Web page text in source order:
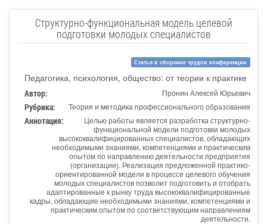
Структурно-функциональная модель целевой
подготовки молодых специалистов
Статья в сборнике трудов конференции
Педагогика, психология, общество: от теории к практике
Автор: Пронин Алексей Юрьевич
Рубрика: Теория и методика профессионального образования
Аннотация:
Целью работы является разработка структурно-
функциональной модели подготовки молодых
высококвалифицированных специалистов, обладающих
необходимыми знаниями, компетенциями и практическим
опытом по направлению деятельности предприятия
(организации). Реализация предложенной практико-
ориентированной модели в процессе целевого обучения
молодых специалистов позволит подготовить и отобрать
адаптированные к рынку труда высококвалифицированные
кадры, обладающие необходимыми знаниями, компетенциями и
практическим опытом по соответствующим направлениям
деятельности.